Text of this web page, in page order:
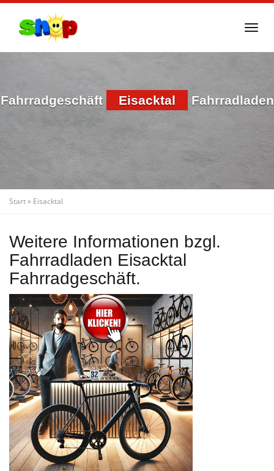
Fahrradgeschäft Eisacktal Fahrradladen
Start» Eisacktal
Weitere Informationen bzgl.
Fahrradladen Eisacktal
Fahrradgeschäft.